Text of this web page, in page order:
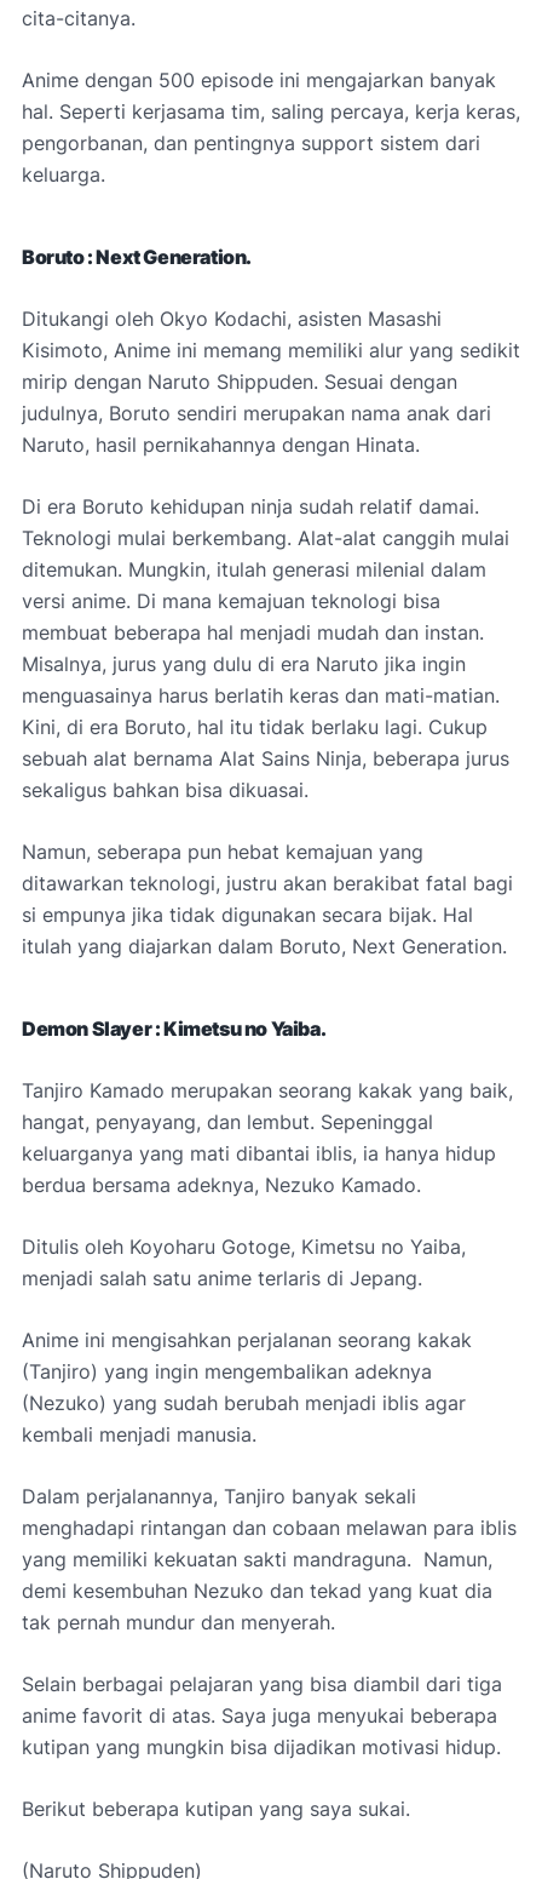
cita-citanya.
Anime dengan 500 episode ini mengajarkan banyak
hal. Seperti kerjasama tim, saling percaya, kerja keras,
pengorbanan, dan pentingnya support sistem dari
keluarga.
Boruto : Next Generation.
Ditukangi oleh Okyo Kodachi, asisten Masashi
Kisimoto, Anime ini memang memiliki alur yang sedikit
mirip dengan Naruto Shippuden. Sesuai dengan
judulnya, Boruto sendiri merupakan nama anak dari
Naruto, hasil pernikahannya dengan Hinata.
Di era Boruto kehidupan ninja sudah relatif damai.
Teknologi mulai berkembang. Alat-alat canggih mulai
ditemukan. Mungkin, itulah generasi milenial dalam
versi anime. Di mana kemajuan teknologi bisa
membuat beberapa hal menjadi mudah dan instan.
Misalnya, jurus yang dulu di era Naruto jika ingin
menguasainya harus berlatih keras dan mati-matian.
Kini, di era Boruto, hal itu tidak berlaku lagi. Cukup
sebuah alat bernama Alat Sains Ninja, beberapa jurus
sekaligus bahkan bisa dikuasai.
Namun, seberapa pun hebat kemajuan yang
ditawarkan teknologi, justru akan berakibat fatal bagi
si empunya jika tidak digunakan secara bijak. Hal
itulah yang diajarkan dalam Boruto, Next Generation.
Demon Slayer : Kimetsu no Yaiba.
Tanjiro Kamado merupakan seorang kakak yang baik,
hangat, penyayang, dan lembut. Sepeninggal
keluarganya yang mati dibantai iblis, ia hanya hidup
berdua bersama adeknya, Nezuko Kamado.
Ditulis oleh Koyoharu Gotoge, Kimetsu no Yaiba,
menjadi salah satu anime terlaris di Jepang.
Anime ini mengisahkan perjalanan seorang kakak
(Tanjiro) yang ingin mengembalikan adeknya
(Nezuko) yang sudah berubah menjadi iblis agar
kembali menjadi manusia.
Dalam perjalanannya, Tanjiro banyak sekali
menghadapi rintangan dan cobaan melawan para iblis
yang memiliki kekuatan sakti mandraguna. Namun,
demi kesembuhan Nezuko dan tekad yang kuat dia
tak pernah mundur dan menyerah.
Selain berbagai pelajaran yang bisa diambil dari tiga
anime favorit di atas. Saya juga menyukai beberapa
kutipan yang mungkin bisa dijadikan motivasi hidup.
Berikut beberapa kutipan yang saya sukai.
(Naruto Shippuden)